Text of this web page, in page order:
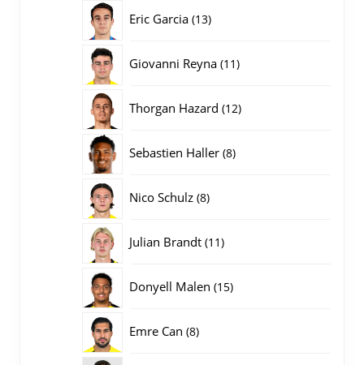
Eric Garcia 1313
Giovanni Reyna 1111
Thorgan Hazard 1212
Sebastien Haller 88
Nico Schulz 88
Julian Brandt 1111
Donyell Malen 1515
Emre Can 88